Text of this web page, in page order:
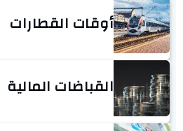
أوقات القطارات
القباضات المالية